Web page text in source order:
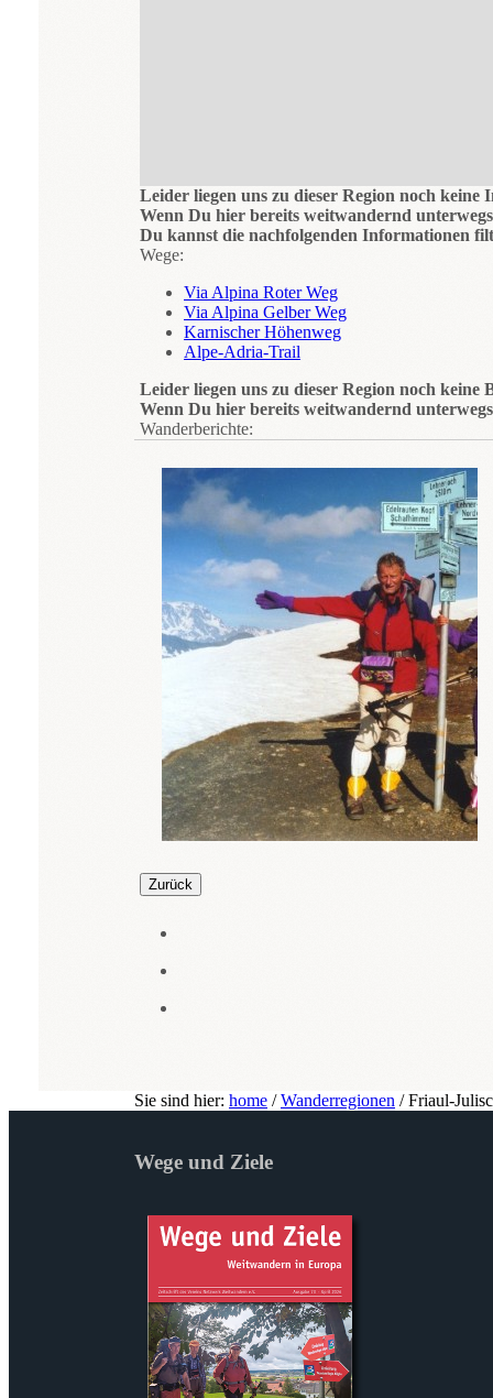
Leider liegen uns zu dieser Region noch keine
Wenn Du hier bereits weitwandernd
Du kannst die nachfolgenden Informationen
Wege:
Via Alpina Roter Weg
Via Alpina Gelber Weg
Karnischer Höhenweg
Alpe-Adria-Trail
Leider liegen uns zu dieser Region noch keine
Wenn Du hier bereits weitwandernd
Wanderberichte:
Zurück
Sie sind hier: home /Wanderregionen /Friaul-
Wege und Ziele